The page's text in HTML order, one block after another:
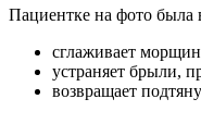
Пациентке на фото была
сглаживает
устраняет брыли,
возвращает